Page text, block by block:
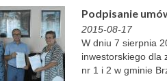
Podpisanie
2015-08-17
W dniu 7 sierpnia
inwestorskiego dla
nr 1 i 2 w gminie